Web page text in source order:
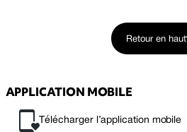
Retour en haut
APPLICATION MOBILE
Télécharger l’application mobile